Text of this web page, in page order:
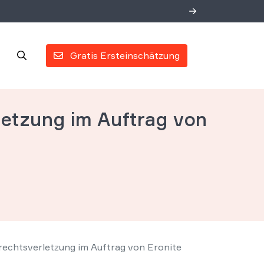
Gratis Ersteinschätzung
im Auftrag von
im Auftrag von Eronite